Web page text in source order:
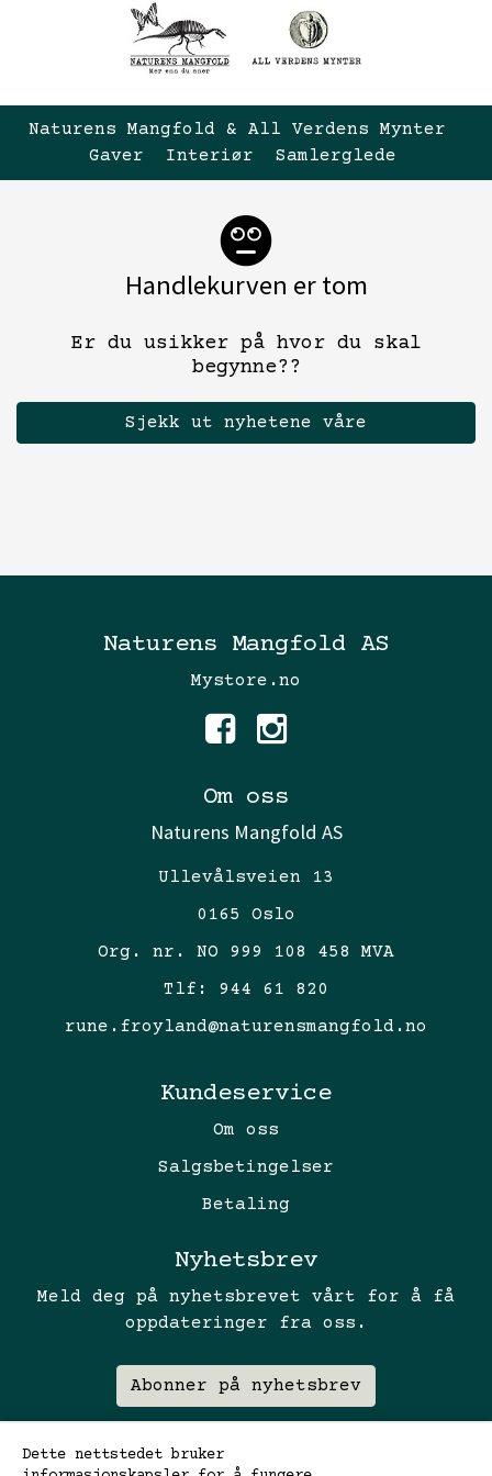
Naturens Mangfold & All Verdens Mynter 
Gaver  Interiør  Samlerglede
Handlekurven er tom
Er du usikker på hvor du skal
begynne??
Sjekk ut nyhetene våre
Naturens Mangfold AS
Mystore.no
Om oss
Naturens Mangfold AS
Ullevålsveien 13
0165 Oslo
Org. nr. NO 999 108 458 MVA
Tlf: 944 61 820
rune.froyland@naturensmangfold.no
Kundeservice
Om oss
Salgsbetingelser
Betaling
Nyhetsbrev
Meld deg på nyhetsbrevet vårt for å få
oppdateringer fra oss.
Abonner på nyhetsbrev
Dette nettstedet bruker